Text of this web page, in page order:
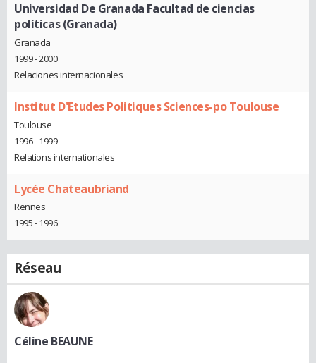
Universidad De Granada Facultad de ciencias
políticas (Granada)
Granada
1999 - 2000
Relaciones internacionales
Institut D'Etudes Politiques Sciences-po Toulouse
Toulouse
1996 - 1999
Relations internationales
Lycée Chateaubriand
Rennes
1995 - 1996
Réseau
Céline BEAUNE